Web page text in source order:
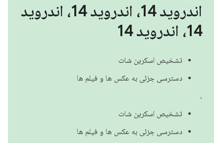
اندروید 14، اندروید 14، اندروید
14، اندروید 14
تشخیص اسکرین شات
دسترسی جزئی به عکس ها و فیلم ها
،
تشخیص اسکرین شات
دسترسی جزئی به عکس ها و فیلم ها